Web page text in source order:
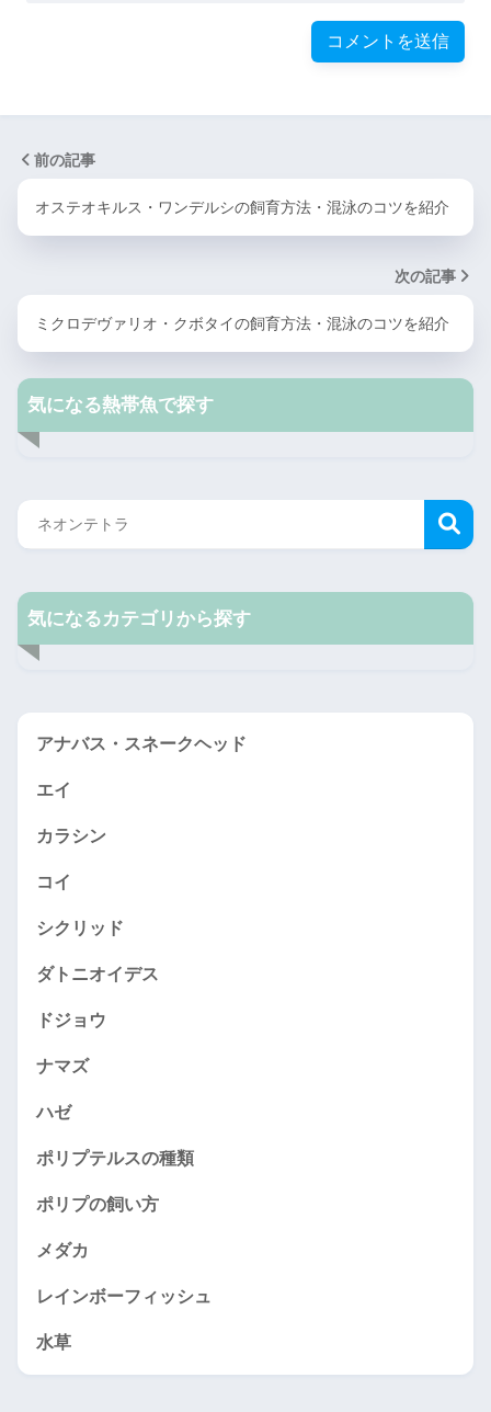
前の記事
オステオキルス・ワンデルシの飼育方法・混泳のコツを紹介
次の記事
ミクロデヴァリオ・クボタイの飼育方法・混泳のコツを紹介
気になる熱帯魚で探す
気になるカテゴリから探す
アナバス・スネークヘッド
エイ
カラシン
コイ
シクリッド
ダトニオイデス
ドジョウ
ナマズ
ハゼ
ポリプテルスの種類
ポリプの飼い方
メダカ
レインボーフィッシュ
水草